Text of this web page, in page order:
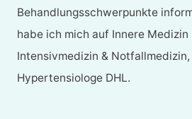
Behandlungsschwerpunkte
habe ich mich auf Innere Medizin
Intensivmedizin &
Hypertensiologe DHL.